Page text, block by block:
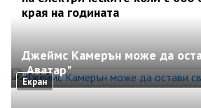
края на годината
Екран
Джеймс Камерън може да
„Аватар"